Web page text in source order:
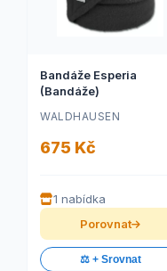
Bandáže Esperia
(Bandáže)
WALDHAUSEN
675 Kč
1 nabídka
Porovnat
⚖️ + Srovnat